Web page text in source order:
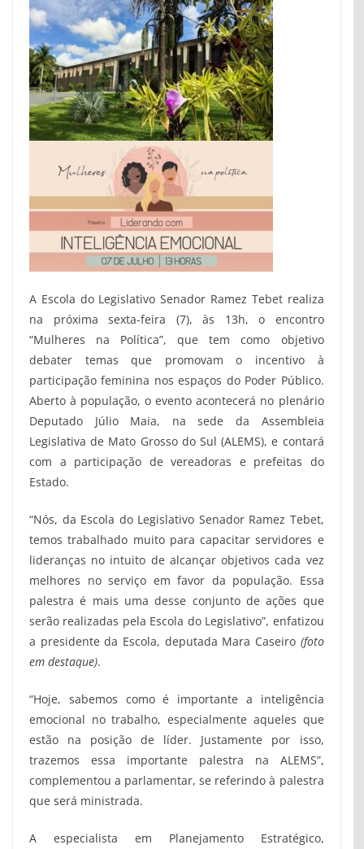
A Escola do Legislativo Senador Ramez Tebet realiza
na próxima sexta-feira (7), às 13h, o encontro
“Mulheres na Política”, que tem como objetivo
debater temas que promovam o incentivo à
participação feminina nos espaços do Poder Público.
Aberto à população, o evento acontecerá no plenário
Deputado Júlio Maia, na sede da Assembleia
Legislativa de Mato Grosso do Sul (ALEMS), e contará
com a participação de vereadoras e prefeitas do
Estado.
“Nós, da Escola do Legislativo Senador Ramez Tebet,
temos trabalhado muito para capacitar servidores e
lideranças no intuito de alcançar objetivos cada vez
melhores no serviço em favor da população. Essa
palestra é mais uma desse conjunto de ações que
serão realizadas pela Escola do Legislativo”, enfatizou
a presidente da Escola, deputada Mara Caseiro (foto
em destaque).
“Hoje, sabemos como é importante a inteligência
emocional no trabalho, especialmente aqueles que
estão na posição de líder. Justamente por isso,
trazemos essa importante palestra na ALEMS”,
complementou a parlamentar, se referindo à palestra
que será ministrada.
A especialista em Planejamento Estratégico,